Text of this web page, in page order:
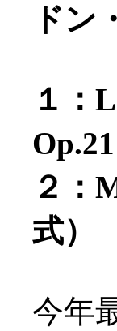
ドン
１：
Op.21
２：
式）
今年